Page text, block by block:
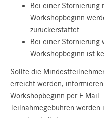
Bei einer Stornierung
Workshopbeginn
zurückerstattet.
Bei einer Stornierung
Workshopbeginn ist
Sollte die
erreicht werden,
Workshopbeginn per E-
Teilnahmegebühren